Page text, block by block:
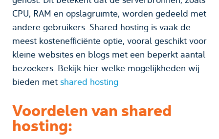
CPU, RAM en opslagruimte, worden gedeeld met
andere gebruikers. Shared hosting is vaak de
meest kostenefficiënte optie, vooral geschikt voor
kleine websites en blogs met een beperkt aantal
bezoekers. Bekijk hier welke mogelijkheden wij
bieden met shared hosting
Voordelen van shared
hosting: